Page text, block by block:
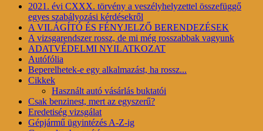
2021. évi CXXX. törvény a veszélyhelyzettel összefüggő
egyes szabályozási kérdésekről
A VILÁGÍTÓ ÉS FÉNYJELZŐ BERENDEZÉSEK
A vizsgarendszer rossz, de mi még rosszabbak vagyunk
ADATVÉDELMI NYILATKOZAT
Autófólia
Beperelhetek-e egy alkalmazást, ha rossz...
Cikkek
Használt autó vásárlás buktatói
Csak benzinest, mert az egyszerű?
Eredetiség vizsgálat
Gépjármű ügyintézés A-Z-ig